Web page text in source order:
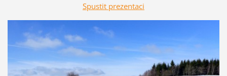
Spustit prezentaci